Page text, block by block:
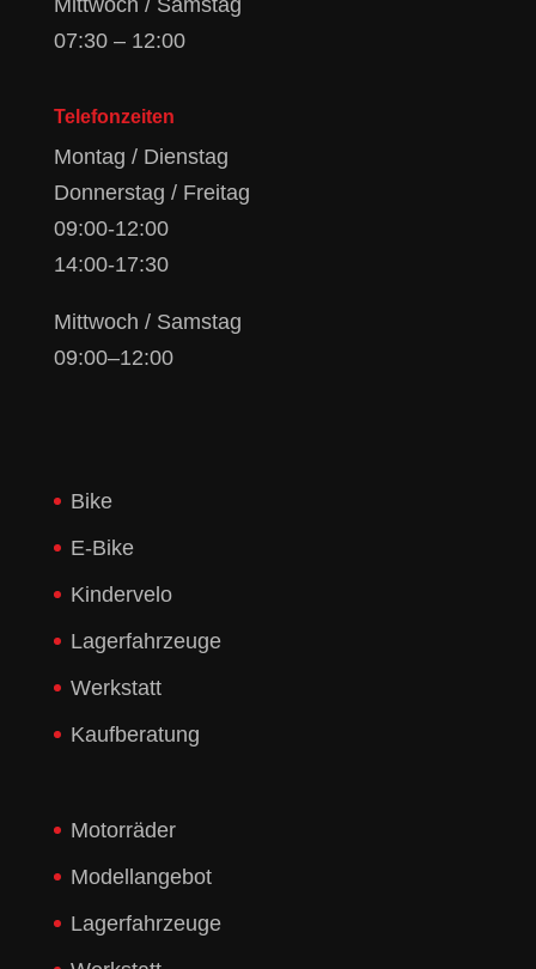
Mittwoch / Samstag
07:30 – 12:00
Telefonzeiten
Montag / Dienstag
Donnerstag / Freitag
09:00-12:00
14:00-17:30
Mittwoch / Samstag
09:00–12:00
Bike
E-Bike
Kindervelo
Lagerfahrzeuge
Werkstatt
Kaufberatung
Motorräder
Modellangebot
Lagerfahrzeuge